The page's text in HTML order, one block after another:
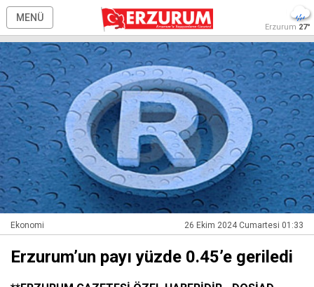
MENÜ
Erzurum 27°
Ekonomi 26 Ekim 2024 Cumartesi 01:33
Erzurum’un payı yüzde 0.45’e geriledi